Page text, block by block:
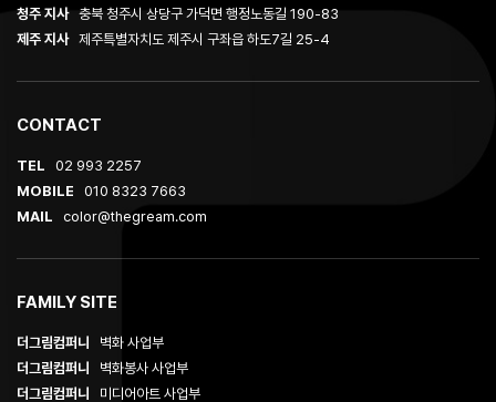
청주 지사 충북 청주시 상당구 가덕면 행정노동길 190-83
제주 지사 제주특별자치도 제주시 구좌읍 하도7길 25-4
CONTACT
TEL
02 993 2257
MOBILE
010 8323 7663
MAIL
color@thegream.com
FAMILY SITE
더그림컴퍼니
벽화 사업부
더그림컴퍼니
벽화봉사 사업부
더그림컴퍼니
미디어아트 사업부